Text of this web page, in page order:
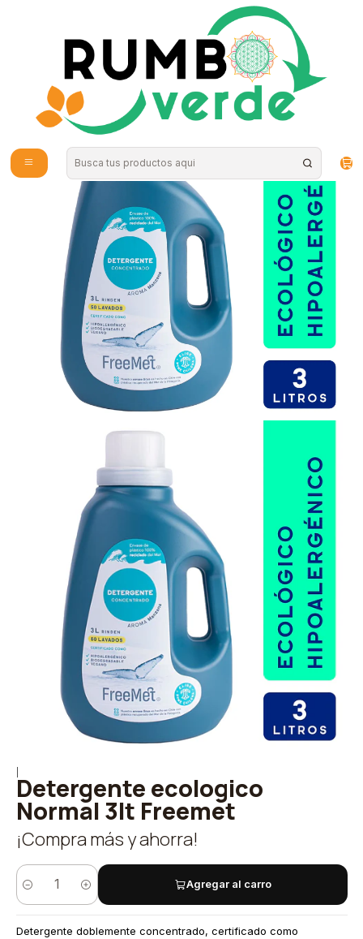
Envío gratis por compras sobre los 59.990 en la provincia de Santiago
Detergente ecologico
Normal 3lt Freemet
¡Compra más y ahorra!
Cantidad
Agregar al carro
Detergente doblemente concentrado, certificado como